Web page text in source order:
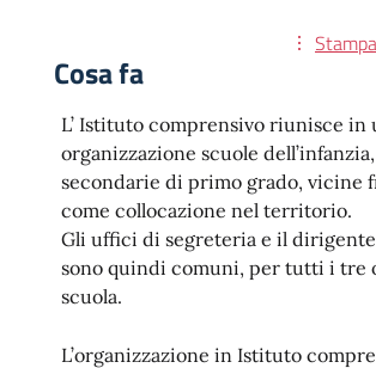
Cosa fa
L’ Istituto comprensivo riunisce in
organizzazione scuole
secondarie di primo grado, vicine
come collocazione nel territorio.
Gli uffici di segreteria e il
sono quindi comuni, per tutti i tre
scuola.
L’organizzazione in Istituto